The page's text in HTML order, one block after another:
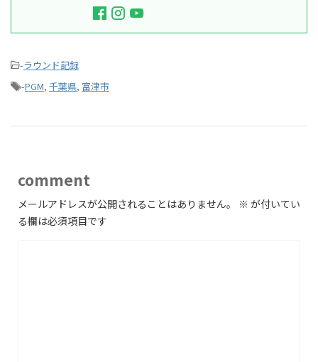
-ラウンド記録
-PGM, 千葉県, 富津市
comment
メールアドレスが公開されることはありません。 ※ が付いてい
る欄は必須項目です